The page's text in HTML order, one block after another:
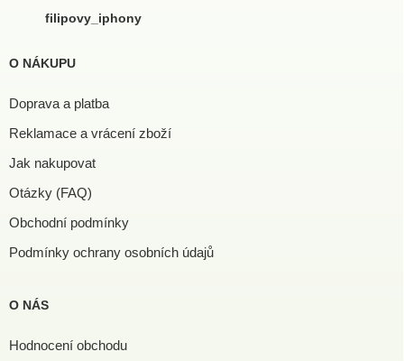
filipovy_iphony
O NÁKUPU
Doprava a platba
Reklamace a vrácení zboží
Jak nakupovat
Otázky (FAQ)
Obchodní podmínky
Podmínky ochrany osobních údajů
O NÁS
Hodnocení obchodu